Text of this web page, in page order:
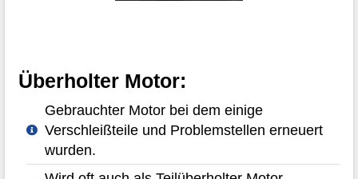
Überholter Motor:
Gebrauchter Motor bei dem einige
Verschleißteile und Problemstellen erneuert
wurden.